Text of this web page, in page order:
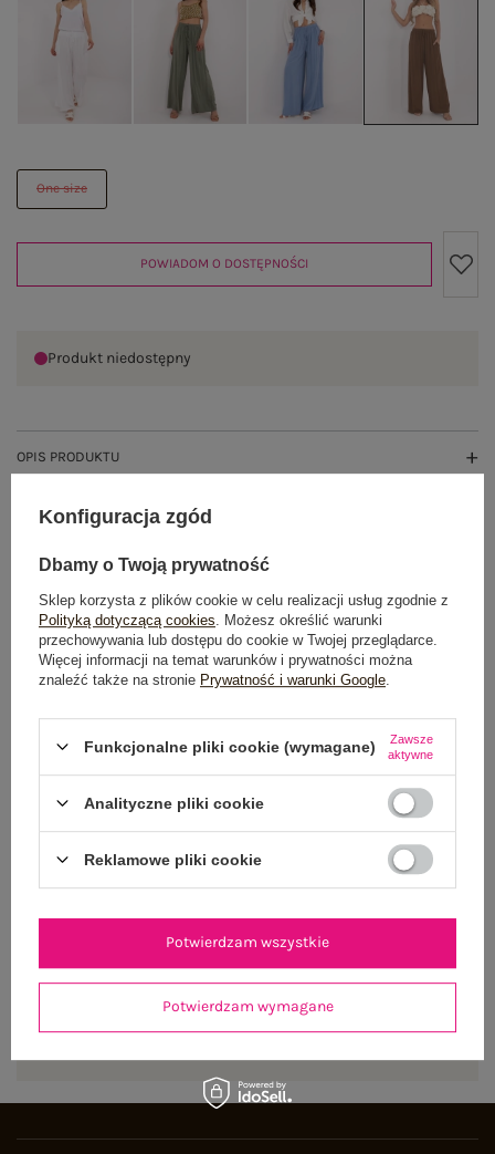
One size
POWIADOM O DOSTĘPNOŚCI
Produkt niedostępny
OPIS PRODUKTU
GŁÓWNE PARAMETRY
OPINIE O PRODUKCIE (0)
WYSYŁKA I DOSTAWA
ZWROTY I REKLAMACJE
NEWSLETTER
Zapisz się do naszego newslettera i otrzymaj 15% zniżki na
pierwsze zamówienie
ZAPISZ SIĘ
Konfiguracja zgód
Dbamy o Twoją prywatność
Sklep korzysta z plików cookie w celu realizacji usług zgodnie z
Polityką dotyczącą cookies . Możesz określić warunki
przechowywania lub dostępu do cookie w Twojej przeglądarce.
Więcej informacji na temat warunków i prywatności można
znaleźć także na stronie Prywatność i warunki Google
Funkcjonalne pliki cookie (wymagane)
Zawsze
aktywne
Analityczne pliki cookie
Reklamowe pliki cookie
Potwierdzam wymagane
Potwierdzam wszystkie